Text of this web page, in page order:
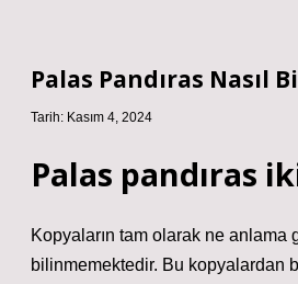
Palas Pandıras Nasıl
Tarih: Kasım 4, 2024
Palas pandıras
Kopyaların tam olarak ne anlama
bilinmemektedir. Bu kopyalardan